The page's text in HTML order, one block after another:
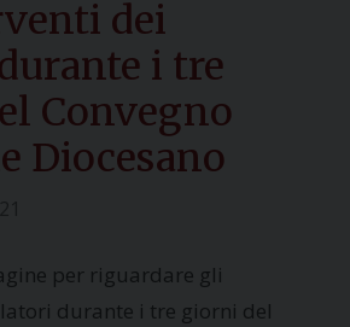
dei
i tre
Convegno
Diocesano
per riguardare gli
durante i tre giorni del